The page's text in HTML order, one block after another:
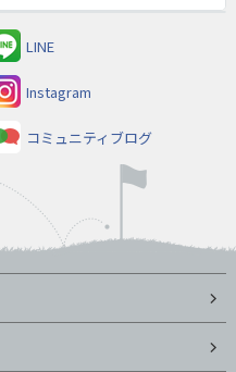
LINE
Instagram
コミュニティブログ